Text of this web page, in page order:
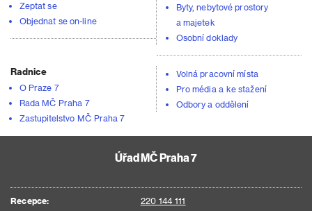
Zeptat se
Objednat se on-line
Byty, nebytové prostory
a majetek
Osobní doklady
Radnice
O Praze 7
Rada MČ Praha 7
Zastupitelstvo MČ Praha 7
Volná pracovní místa
Pro média a ke stažení
Odbory a oddělení
Úřad MČ Praha 7
Recepce:
220 144 111